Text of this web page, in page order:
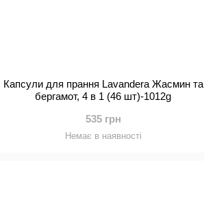
Капсули для прання Lavandera Жасмин та
бергамот, 4 в 1 (46 шт)-1012g
535 грн
Немає в наявності